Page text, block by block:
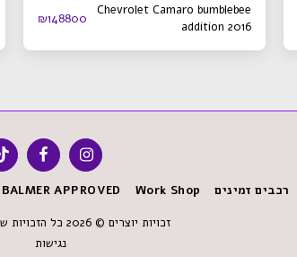
Chevrolet Camaro bumblebee
addition 2016
₪148800
רכבים זמינים Work Shop
BALMER APPROVED
זכויות יוצרים © 2026 כל הזכויות שמורות -
נגישות